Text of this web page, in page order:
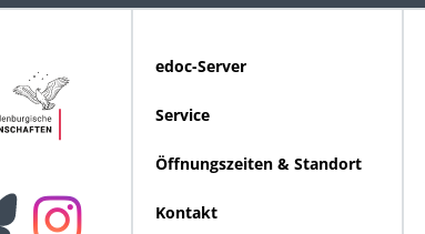
edoc-Server
Service
Öffnungszeiten & Standort
Kontakt